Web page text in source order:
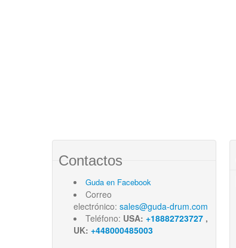
Contactos
Guda en Facebook
Correo
electrónico: sales@guda-drum.com
Teléfono: USA: +18882723727 ,
UK: +448000485003